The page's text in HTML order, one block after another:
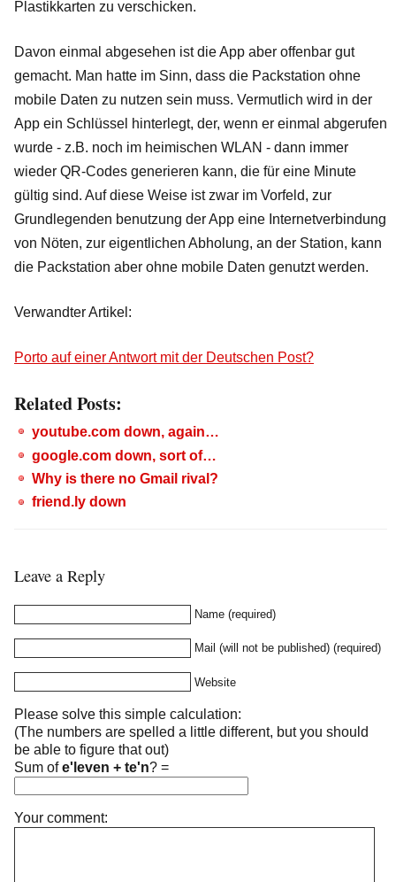
Plastikkarten zu verschicken.
Davon einmal abgesehen ist die App aber offenbar gut
gemacht. Man hatte im Sinn, dass die Packstation ohne
mobile Daten zu nutzen sein muss. Vermutlich wird in der
App ein Schlüssel hinterlegt, der, wenn er einmal abgerufen
wurde - z.B. noch im heimischen WLAN - dann immer
wieder QR-Codes generieren kann, die für eine Minute
gültig sind. Auf diese Weise ist zwar im Vorfeld, zur
Grundlegenden benutzung der App eine Internetverbindung
von Nöten, zur eigentlichen Abholung, an der Station, kann
die Packstation aber ohne mobile Daten genutzt werden.
Verwandter Artikel:
Porto auf einer Antwort mit der Deutschen Post?
Related Posts:
youtube.com down, again…
google.com down, sort of…
Why is there no Gmail rival?
friend.ly down
Leave a Reply
Name (required)
Mail (will not be published) (required)
Website
Please solve this simple calculation:
(The numbers are spelled a little different, but you should
be able to figure that out)
Sum ofe'leven + te'n? =
Your comment: